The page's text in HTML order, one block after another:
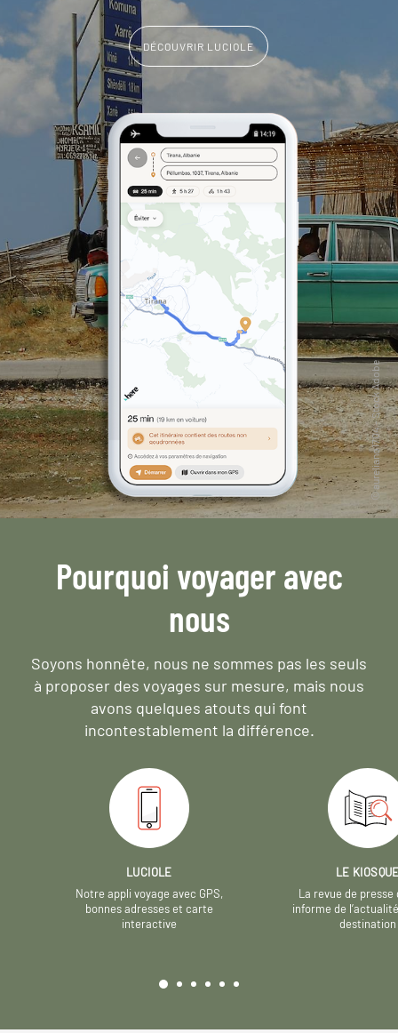
DÉCOUVRIR LUCIOLE
Pourquoi voyager avec
nous
Soyons honnête, nous ne sommes pas les seuls
à proposer des voyages sur mesure, mais nous
avons quelques atouts qui font
incontestablement la différence.
LUCIOLE
Notre appli voyage avec GPS,
bonnes adresses et carte
interactive
LE
La revue de presse
informe de
destination